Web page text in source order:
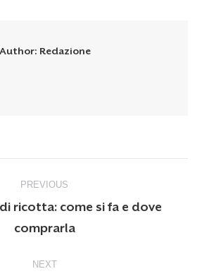
Author: Redazione
PREVIOUS
post:
ricotta: come si fa e dove
comprarla
NEXT